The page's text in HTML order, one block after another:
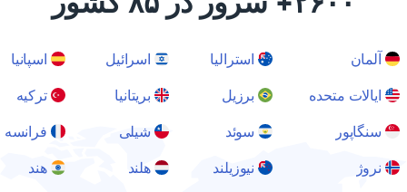
آلمان استرالیا اسرائیل اسپانیا
ایالات متحده برزیل بریتانیا ترکیه
سنگاپور سوئد شیلی فرانسه
نروژ نیوزیلند هلند هند